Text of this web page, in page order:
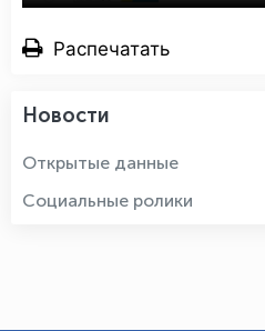
Распечатать
Новости
Открытые данные
Социальные ролики